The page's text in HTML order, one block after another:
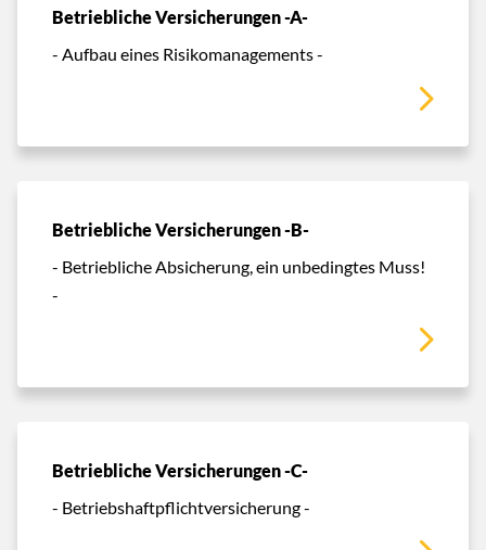
Betriebliche Versicherungen -A-
- Aufbau eines Risikomanagements -
Betriebliche Versicherungen -B-
- Betriebliche Absicherung, ein unbedingtes Muss!
-
Betriebliche Versicherungen -C-
- Betriebshaftpflichtversicherung -